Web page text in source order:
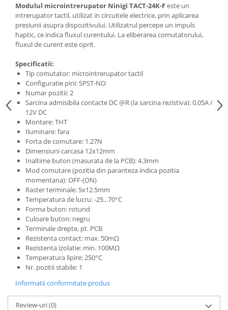
Cabluri
Conectori
Cutii
Sticker
Componente
Butoane, Tastaturi
Condensatoare
Generale
Microcontrollere AVR
PCB - Placute Circuit
Rezistoare
Creion 3D 3Doodler
Imprimante 3D
Imprimante 3D
3Doodler
Componente
Componente
Componente E3D
Filament Premium ABS 1.75 mm
Modulul microintrerupator Ninigi TACT-24K-Feste un
intrerupator tactil, utilizat in circuitele electrice, prin aplicarea
presiunii asupra dispozitivului. Utilizatrul percepe un impuls
haptic, ce indica fluxul curentului. La eliberarea comutatorului,
fluxul de curent este oprit.
Specificatii:
Tip comutator: microintrerupator tactil
Configuratie pini: SPST-NO
Numar pozitii: 2
Sarcina admisibila contacte DC @R (la sarcina rezistiva): 0.05A /
12V DC
Montare: THT
Iluminare: fara
Forta de comutare: 1.27N
Dimensiuni carcasa 12x12mm
Inaltime buton (masurata de la PCB): 4.3mm
Mod comutare (pozitia din paranteza indica pozitia
momentana): OFF-(ON)
Raster terminale: 5x12.5mm
Temperatura de lucru: -25...70°C
Forma buton: rotund
Culoare buton: negru
Terminale drepte, pt. PCB
Rezistenta contact: max. 50mΩ
Rezistenta izolatie: min. 100MΩ
Temperatura lipire: 250°C
Nr. pozitii stabile: 1
Informatii conformitate produs
Review-uri(0)